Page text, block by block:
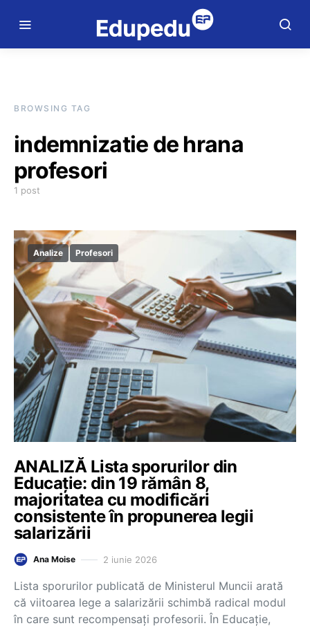
BROWSING TAG
indemnizatie de hrana
profesori
1 post
Analize Profesori
ANALIZĂ Lista sporurilor din
Educație: din 19 rămân 8,
majoritatea cu modificări
consistente în propunerea legii
salarizării
Ana Moise 2 iunie 2026
Lista sporurilor publicată de Ministerul Muncii arată
că viitoarea lege a salarizării schimbă radical modul
în care sunt recompensați profesorii. În Educație,